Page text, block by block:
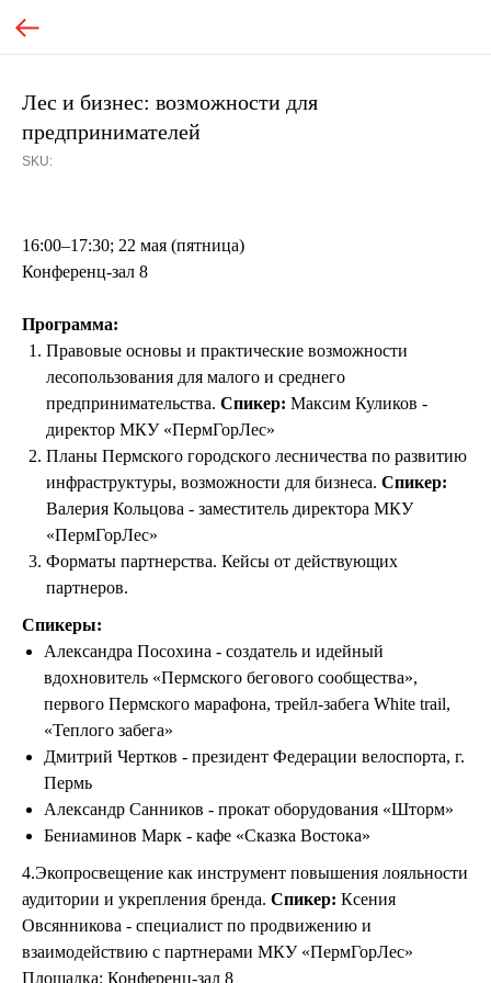
Лес и бизнес: возможности для
предпринимателей
SKU:
16:00–17:30; 22 мая (пятница)
Конференц-зал 8
Программа:
Правовые основы и практические возможности
лесопользования для малого и среднего
предпринимательства. Спикер: Максим Куликов -
директор МКУ «ПермГорЛес»
Планы Пермского городского лесничества по развитию
инфраструктуры, возможности для бизнеса. Спикер:
Валерия Кольцова - заместитель директора МКУ
«ПермГорЛес»
Форматы партнерства. Кейсы от действующих
партнеров.
Спикеры:
Александра Посохина - создатель и идейный
вдохновитель «Пермского бегового сообщества»,
первого Пермского марафона, трейл-забега White trail,
«Теплого забега»
Дмитрий Чертков - президент Федерации велоспорта, г.
Пермь
Александр Санников - прокат оборудования «Шторм»
Бениаминов Марк - кафе «Сказка Востока»
4.Экопросвещение как инструмент повышения лояльности
аудитории и укрепления бренда. Спикер: Ксения
Овсянникова - специалист по продвижению и
взаимодействию с партнерами МКУ «ПермГорЛес»
Площадка: Конференц-зал 8